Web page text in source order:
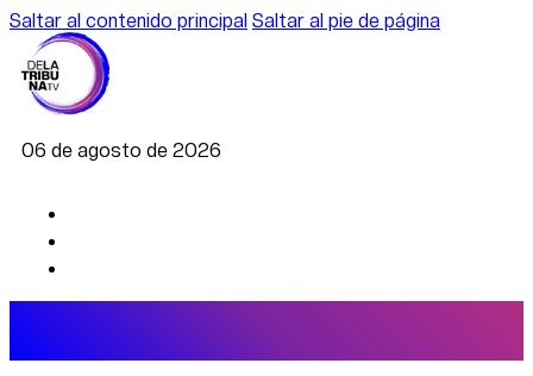
Saltar al contenido principal Saltar al pie de página
06 de agosto de 2026